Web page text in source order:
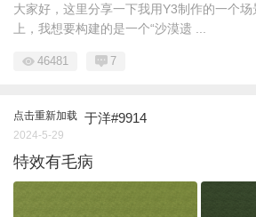
大家好，这里分享一下我用Y3制作的一个
上，我想要构建的是一个“沙漠遗 ...
46481 7
点击重新加载 于洋#9914
2024-5-29
特效有毛病